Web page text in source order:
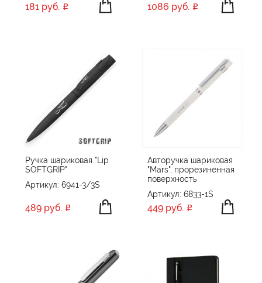
CPen
OPen
PARKER
PIERRE CARDIN
Portobello
Portobello Ручки
Portobello Ручки Premium
Prodir
181 руб. 1086 руб.
Ручка шариковая "Lip
SOFTGRIP"
Артикул: 6941-3/3S
489 руб.
Авторучка шариковая
"Mars", прорезиненная
поверхность
Артикул: 6833-1S
449 руб.